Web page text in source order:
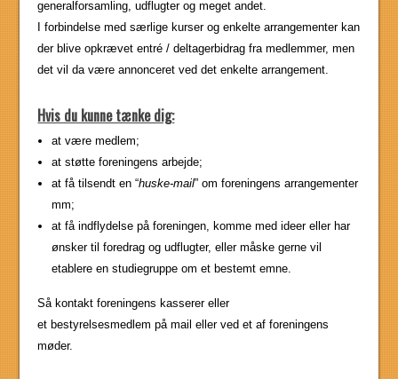
generalforsamling, udflugter og meget andet.
I forbindelse med særlige kurser og enkelte arrangementer kan
der blive opkrævet entré / deltagerbidrag fra medlemmer, men
det vil da være annonceret ved det enkelte arrangement.
Hvis du kunne tænke dig:
at være medlem;
at støtte foreningens arbejde;
at få tilsendt en “huske-mail” om foreningens arrangementer
mm;
at få indflydelse på foreningen, komme med ideer eller har
ønsker til foredrag og udflugter, eller måske gerne vil
etablere en studiegruppe om et bestemt emne.
Så kontakt foreningens kasserer eller
et bestyrelsesmedlem på mail eller ved et af foreningens
møder.